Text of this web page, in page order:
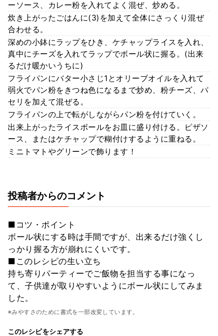
ーソース、カレー粉を入れてよく混ぜ、炒める。
炊き上がったごはんに(3)を加えて全体にさっくり混ぜ
合わせる。
深めの小鉢にラップをひき、ケチャップライスを入れ、
真中にチーズを入れてラップでボール状に握る。(出来
るだけ暖かいうちに)
フライパンにバター小さじ1とオリーブオイルを入れて
弱火でパン粉をきつね色になるまで炒め、粉チーズ、パ
セリを加えて混ぜる。
フライパンの上で転がしながらパン粉を付けていく。
出来上がったライスボールをお皿に盛り付ける。ピザソ
ース、またはケチャップで糊付けするように重ねる。
ミニトマトやグリーンで飾ります！
投稿者からのコメント
■コツ・ポイント
ボール状にする時は手間ですが、出来るだけ強くし
っかり握る方が崩れにくいです。
■このレシピの生い立ち
持ち寄りパーティーでご飯物を担当する事になっ
て、子供達が取りやすいようにボール状にしてみま
した。
※みやすさのために書式を一部改変しています。
このレシピをシェアする